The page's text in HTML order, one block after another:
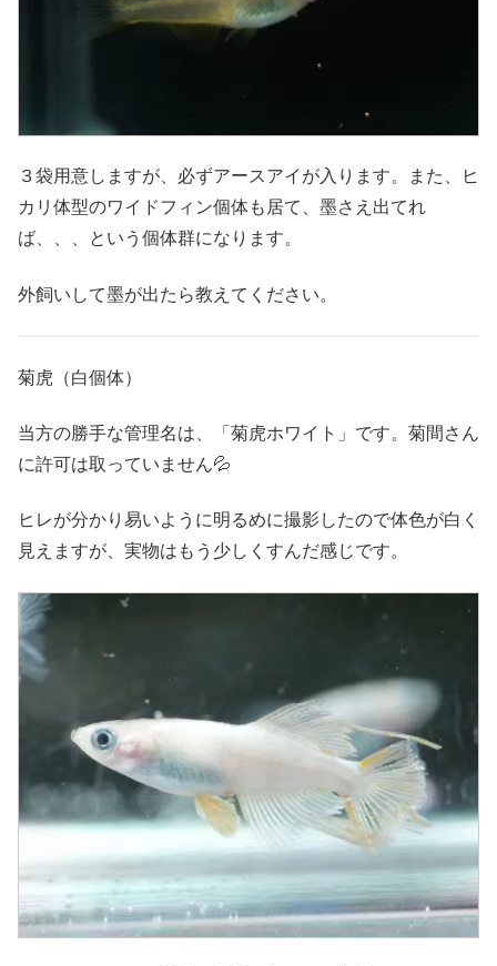
３袋用意しますが、必ずアースアイが入ります。また、ヒ
カリ体型のワイドフィン個体も居て、墨さえ出てれ
ば、、、という個体群になります。
外飼いして墨が出たら教えてください。
菊虎（白個体）
当方の勝手な管理名は、「菊虎ホワイト」です。菊間さん
に許可は取っていません💦
ヒレが分かり易いように明るめに撮影したので体色が白く
見えますが、実物はもう少しくすんだ感じです。